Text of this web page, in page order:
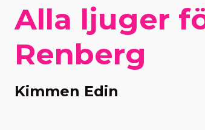
Alla ljuger
Renberg
Kimmen Edin